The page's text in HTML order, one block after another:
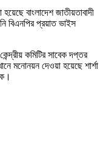
বাংলাদেশ জাতীয়তাবাদী
বিএনপির প্রয়াত ভাইস
কমিটির সাবেক দপ্তর
মনোনয়ন দেওয়া হয়েছে শার্শা